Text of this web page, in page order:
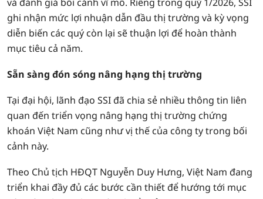
ghi nhận mức lợi nhuận dẫn đầu thị trường và kỳ vọng
diễn biến các quý còn lại sẽ thuận lợi để hoàn thành
mục tiêu cả năm.
Sẵn sàng đón sóng nâng hạng thị trường
Tại đại hội, lãnh đạo SSI đã chia sẻ nhiều thông tin liên
quan đến triển vọng nâng hạng thị trường chứng
khoán Việt Nam cũng như vị thế của công ty trong bối
cảnh này.
Theo Chủ tịch HĐQT Nguyễn Duy Hưng, Việt Nam đang
triển khai đầy đủ các bước cần thiết để hướng tới mục